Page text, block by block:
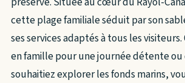
cette plage familiale séduit par son
ses services adaptés à tous les
en famille pour une journée détente ou
souhaitiez explorer les fonds marins,